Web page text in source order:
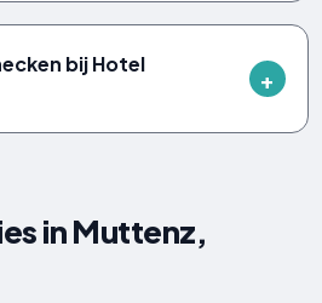
bij Hotel
in Muttenz,